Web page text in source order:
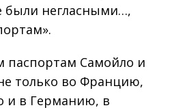
были негласными…,
паспортам Самойло и
только во Францию,
и в Германию, в